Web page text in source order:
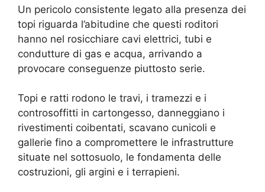
Un pericolo consistente legato alla presenza dei
topi riguarda l’abitudine che questi roditori
hanno nel rosicchiare cavi elettrici, tubi e
condutture di gas e acqua, arrivando a
provocare conseguenze piuttosto serie.
Topi e ratti rodono le travi, i tramezzi e i
controsoffitti in cartongesso, danneggiano i
rivestimenti coibentati, scavano cunicoli e
gallerie fino a compromettere le infrastrutture
situate nel sottosuolo, le fondamenta delle
costruzioni, gli argini e i terrapieni.